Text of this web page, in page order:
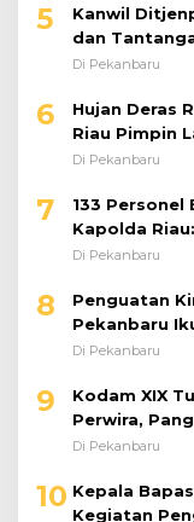
5
Kanwil
dan
Bersama
Di Pekanbaru
6
Hujan Deras
Riau Pimpin
Bantu
Di Pekanbaru
7
133
Kapolda
dengan Karya
Di Pekanbaru
8
Penguatan
Pekanbaru
Di Pekanbaru
9
Kodam XIX
Perwira,
Perkuat
Di Pekanbaru
10 Kepala
Kegiatan